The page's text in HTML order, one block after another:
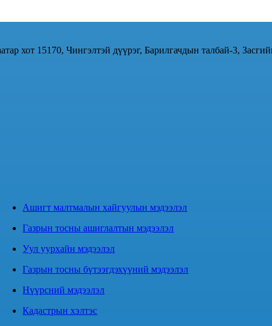
хот 15170, Чингэлтэй дүүрэг, Барилгачдын талбай-3,
Ашигт малтмалын хайгуулын мэдээлэл
Газрын тосны ашиглалтын мэдээлэл
Уул уурхайн мэдээлэл
Газрын тосны бүтээгдэхүүний мэдээлэл
Нүүрсний мэдээлэл
Кадастрын хэлтэс